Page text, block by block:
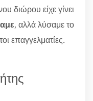
διώρου είχε γίνει
, αλλά λύσαμε το
επαγγελματίες.